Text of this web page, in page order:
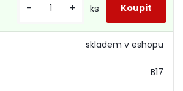
skladem v eshopu
B17
- + ks